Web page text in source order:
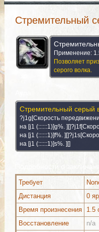
Стремительный
Применение:
Позволяет
серого волка.
Стремительный серый
?j1g[Скорость
на [j1 (::::::1)]g%.
на [j1 (::::::1)]f%.
на [j1 (::::::1)]s%. ][]
Требует
Дистанция
0
Время произнесения
1.5
Восстановление
n/a
Можно выучить (1)